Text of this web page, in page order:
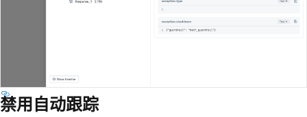
禁用自动跟踪